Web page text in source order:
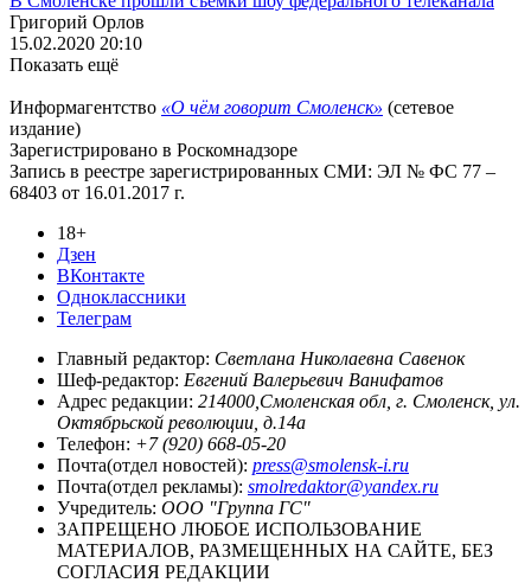
Григорий Орлов
15.02.2020 20:10
Показать ещё
Информагентство «О чём говорит Смоленск» (сетевое
издание)
Зарегистрировано в Роскомнадзоре
Запись в реестре зарегистрированных СМИ: ЭЛ № ФС 77 –
68403 от 16.01.2017 г.
18+
Дзен
ВКонтакте
Одноклассники
Телеграм
Главный редактор: Светлана Николаевна Савенок
Шеф-редактор: Евгений Валерьевич Ванифатов
Адрес редакции: 214000,Смоленская обл, г. Смоленск, ул.
Октябрьской революции, д.14а
Телефон: +7 (920) 668-05-20
Почта(отдел новостей): press@smolensk-i.ru
Почта(отдел рекламы): smolredaktor@yandex.ru
Учредитель: ООО "Группа ГС"
ЗАПРЕЩЕНО ЛЮБОЕ ИСПОЛЬЗОВАНИЕ
МАТЕРИАЛОВ, РАЗМЕЩЕННЫХ НА САЙТЕ, БЕЗ
СОГЛАСИЯ РЕДАКЦИИ